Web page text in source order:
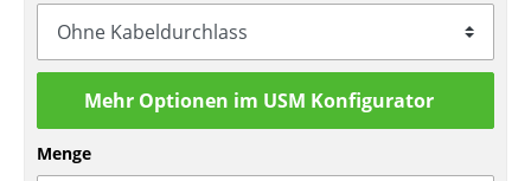
Tische
Esstische
Beistelltische
Couchtische
Mehr Optionen im USM Konfigurator
Menge